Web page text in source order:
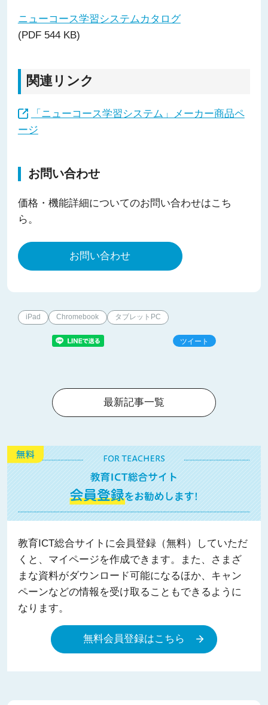
ニューコース学習システムカタログ
(PDF 544 KB)
関連リンク
「ニューコース学習システム」メーカー商品ペ
ージ
お問い合わせ
価格・機能詳細についてのお問い合わせはこち
ら。
お問い合わせ
iPad Chromebook タブレットPC
ツイート
最新記事一覧
教育ICT総合サイトに会員登録（無料）していただ
くと、マイページを作成できます。また、さまざ
まな資料がダウンロード可能になるほか、キャン
ペーンなどの情報を受け取ることもできるように
なります。
無料会員登録はこちら